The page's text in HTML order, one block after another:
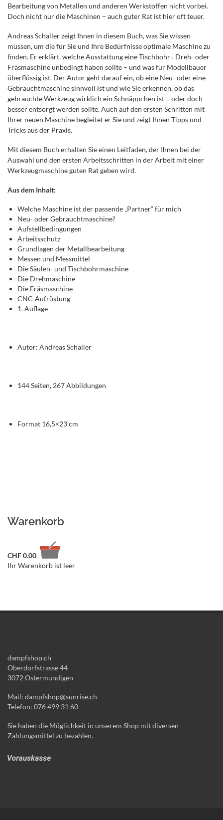
Bearbeitung von Metallen und anderen Werkstoffen nicht vorbei.
Doch nicht nur die Maschinen – auch guter Rat ist hier oft teuer.
Andreas Schaller zeigt Ihnen in diesem Buch, was Sie wissen
müssen, um die für Sie und Ihre Bedürfnisse optimale Maschine zu
finden. Er erklärt, welche Ausstattung eine Tischbohr-, Dreh- oder
Fräsmaschine unbedingt haben sollte – und was für Modellbauer
überflüssig ist. Der Autor geht darauf ein, ob eine Neu- oder eine
Gebrauchtmaschine sinnvoll ist und wie Sie erkennen, ob das
gebrauchte Werkzeug wirklich ein Schnäppchen ist – oder doch
besser entsorgt werden sollte. Auch auf den ersten Schritten mit
Ihrer neuen Maschine begleitet er Sie und zeigt Ihnen Tipps und
Tricks aus der Praxis.
Mit diesem Buch erhalten Sie einen Leitfaden, der Ihnen bei der
Auswahl und den ersten Arbeitsschritten in der Arbeit mit einer
Werkzeugmaschine guten Rat geben wird.
Aus dem Inhalt:
Welche Maschine ist der passende „Partner“ für mich
Neu- oder Gebrauchtmaschine?
Aufstellbedingungen
Arbeitsschutz
Grundlagen der Metallbearbeitung
Messen und Messmittel
Die Säulen- und Tischbohrmaschine
Die Drehmaschine
Die Fräsmaschine
CNC-Aufrüstung
1. Auflage
Autor: Andreas Schaller
144 Seiten, 267 Abbildungen
Format 16,5×23 cm
Warenkorb
CHF0.00
Ihr Warenkorb ist leer
dampfshop.ch
Oberdorfstrasse 44
3072 Ostermundigen
Mail: dampfshop@sunrise.ch
Telefon: 076 499 31 60
Sie haben die Möglichkeit in unserem Shop mit diversen
Zahlungsmittel zu bezahlen.